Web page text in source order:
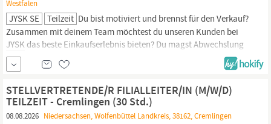
Westfalen
JYSK SE Teilzeit Du bist motiviert und brennst für den Verkauf?
Zusammen mit deinem Team möchtest du unseren Kunden bei
JYSK das beste Einkaufserlebnis bieten? Du magst Abwechslung
und ein schnelllebiges Umfeld? Dann ist die Stelle als Verkäufer
das perfekte Match für dich! WAS WIR DIR BIETEN
hat es
sich als Ziel gesetzt, die erste Wahl der...
STELLVERTRETENDE/R FILIALLEITER/IN (M/W/D)
TEILZEIT - Cremlingen (30 Std.)
08.08.2026 Niedersachsen, Wolfenbüttel Landkreis, 38162, Cremlingen